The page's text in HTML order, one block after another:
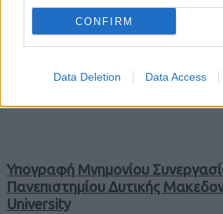
CONFIRM
Data Deletion Data Access
Εφημερεύον Φαρμακείο στα
6 Αυγούστου 2026
Υπογραφή Μνημονίου
Πανεπιστημίου Δυτικής
University